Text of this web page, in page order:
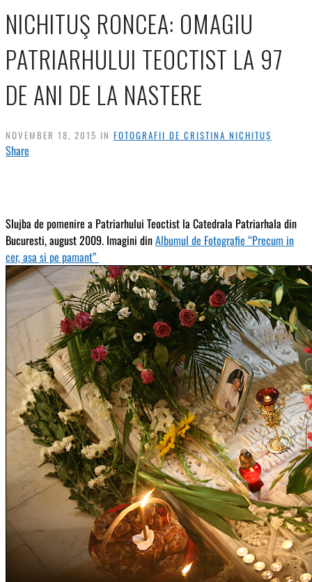
NICHITUŞ RONCEA: OMAGIU
PATRIARHULUI TEOCTIST LA 97
DE ANI DE LA NASTERE
NOVEMBER 18, 2015 IN FOTOGRAFII DE CRISTINA NICHITUŞ
Share
Slujba de pomenire a Patriarhului Teoctist la Catedrala Patriarhala din
Bucuresti, august 2009. Imagini dinAlbumul de Fotografie “Precum in
cer, asa si pe pamant”